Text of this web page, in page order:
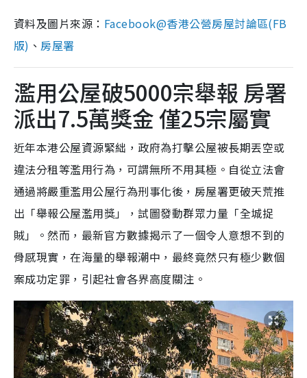
資料及圖片來源： Facebook@香港公營房屋討論區(FB
版) 、房屋署
濫用公屋破5000宗舉報 房署
派出7.5萬獎金 僅25宗屬實
近年本港公屋資源緊絀，政府為打擊公屋被長期丟空或
違法分租等濫用行為，可謂無所不用其極。自從立法會
通過將嚴重濫用公屋行為刑事化後，房屋署更破天荒推
出「舉報公屋濫用獎」，試圖發動群眾力量「全城捉
賊」。然而，最新官方數據揭示了一個令人意想不到的
骨感現實，在海量的舉報潮中，最終竟然只有極少數個
案成功定罪，引起社會各界高度關注。